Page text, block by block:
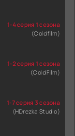
1-4 серия 1 сезона
(Coldfilm)
1-2 серия 1 сезона
(ColdFilm)
1-7 серия 3 сезона
(HDrezka Studio)